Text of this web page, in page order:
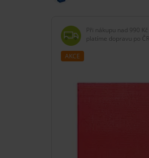
Při nákupu nad 990 Kč
platíme dopravu po
AKCE